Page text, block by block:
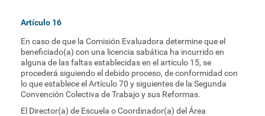
Artículo 16
En caso de que la Comisión Evaluadora determine que el
beneficiado(a) con una licencia sabática ha incurrido en
alguna de las faltas establecidas en el artículo 15, se
procederá siguiendo el debido proceso, de conformidad con
lo que establece el Artículo 70 y siguientes de la Segunda
Convención Colectiva de Trabajo y sus Reformas.
El Director(a) de Escuela o Coordinador(a) del Área